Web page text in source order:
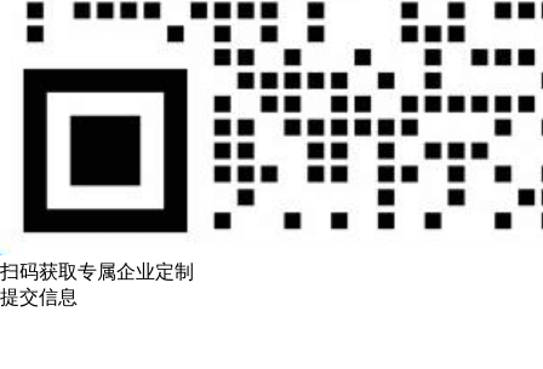
扫码获取专属企业定制
提交信息